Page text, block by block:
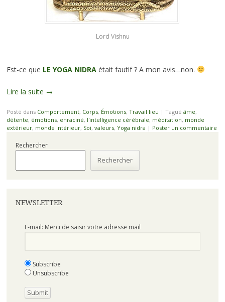
Lord Vishnu
Est-ce que LE YOGA NIDRA était fautif ? A mon avis…non.
Lire la suite →
Posté dans Comportement, Corps, Émotions, Travail lieu | Tagué âme,
détente, émotions, enraciné, l'intelligence cérébrale, méditation, monde
extérieur, monde intérieur, Soi, valeurs, Yoga nidra | Poster un commentaire
Rechercher
Rechercher
NEWSLETTER
E-mail: Merci de saisir votre adresse mail
Subscribe
Unsubscribe